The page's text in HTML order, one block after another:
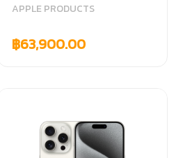
APPLE PRODUCTS
฿63,900.00